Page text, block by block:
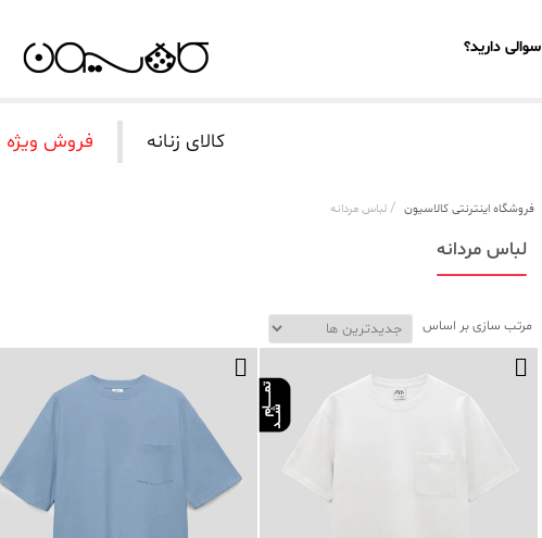
سوالی دارید؟
کالای زنانه فروش ویژه
فروشگاه اینترنتی کالاسیون / لباس مردانه
لباس مردانه
مرتب سازی بر اساس